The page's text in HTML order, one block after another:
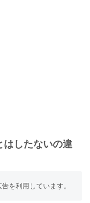
はしたないの違
を利用しています。